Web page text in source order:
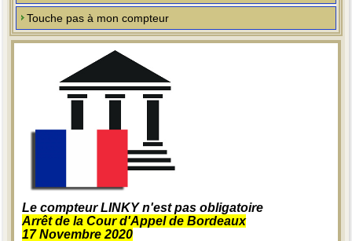
Touche pas à mon compteur
Le compteur LINKY n'est pas obligatoire
Arrêt de la Cour d'Appel de Bordeaux
17 Novembre 2020